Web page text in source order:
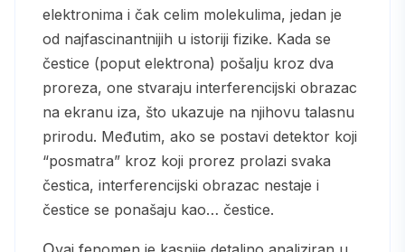
elektronima i čak celim molekulima, jedan je
od najfascinantnijih u istoriji fizike. Kada se
čestice (poput elektrona) pošalju kroz dva
proreza, one stvaraju interferencijski obrazac
na ekranu iza, što ukazuje na njihovu talasnu
prirodu. Međutim, ako se postavi detektor koji
“posmatra” kroz koji prorez prolazi svaka
čestica, interferencijski obrazac nestaje i
čestice se ponašaju kao… čestice.